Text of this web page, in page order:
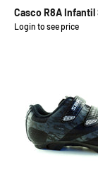
Casco R8A Infantil
Precio de oferta
Login to see price